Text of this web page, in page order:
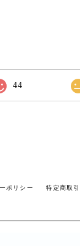
44
ポリシー 特定商取